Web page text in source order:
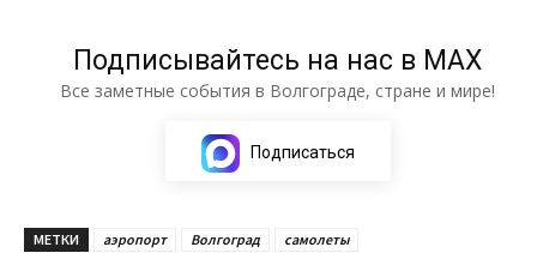
Подписывайтесь на нас в МАХ
Все заметные события в Волгограде, стране и мире!
Подписаться
МЕТКИ аэропорт Волгоград самолеты